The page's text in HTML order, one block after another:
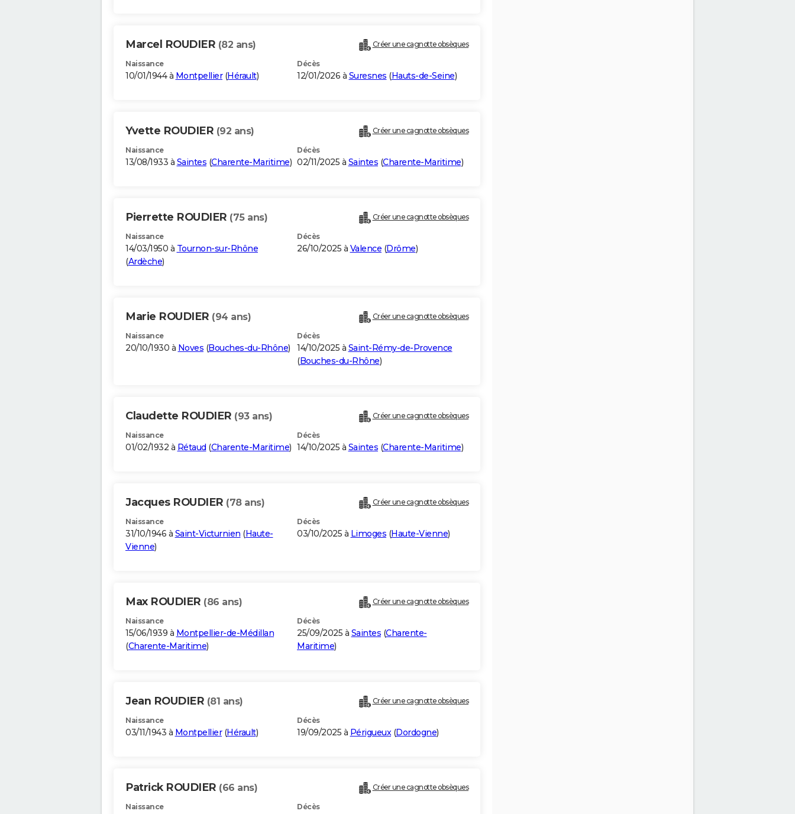
Marcel ROUDIER (82 ans) Créer une cagnotte obsèques
Naissance
10/01/1944 à Montpellier(Hérault)
Décès
12/01/2026 à Suresnes (Hauts-de-Seine)
Yvette ROUDIER (92 ans) Créer une cagnotte obsèques
Naissance
13/08/1933 à Saintes (Charente-Maritime)
Décès
02/11/2025 à Saintes (Charente-Maritime)
Pierrette ROUDIER (75 ans) Créer une cagnotte obsèques
Naissance
14/03/1950 à Tournon-sur-Rhône
(Ardèche)
Décès
26/10/2025 à Valence (Drôme)
Marie ROUDIER (94 ans) Créer une cagnotte obsèques
Naissance
20/10/1930 à Noves (Bouches-du-Rhône)
Décès
14/10/2025 à Saint-Rémy-de-Provence
(Bouches-du-Rhône)
Claudette ROUDIER (93 ans) Créer une cagnotte obsèques
Naissance
01/02/1932 à Rétaud (Charente-Maritime)
Décès
14/10/2025 à Saintes (Charente-Maritime)
Jacques ROUDIER (78 ans) Créer une cagnotte obsèques
Naissance
31/10/1946 à Saint-Victurnien (Haute-
Vienne)
Décès
03/10/2025 à Limoges (Haute-Vienne)
Max ROUDIER (86 ans) Créer une cagnotte obsèques
Naissance
15/06/1939 à Montpellier-de-Médillan
(Charente-Maritime)
Décès
25/09/2025 à Saintes (Charente-
Maritime)
Jean ROUDIER (81 ans) Créer une cagnotte obsèques
Naissance
03/11/1943 à Montpellier(Hérault)
Décès
19/09/2025 à Périgueux(Dordogne)
Patrick ROUDIER (66 ans) Créer une cagnotte obsèques
Naissance Décès